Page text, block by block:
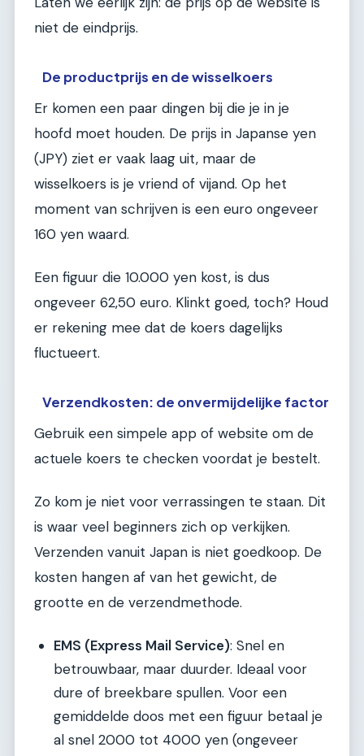
niet de eindprijs.
De productprijs en de wisselkoers
Er komen een paar dingen bij die je in je
hoofd moet houden. De prijs in Japanse yen
(JPY) ziet er vaak laag uit, maar de
wisselkoers is je vriend of vijand. Op het
moment van schrijven is een euro ongeveer
160 yen waard.
Een figuur die 10.000 yen kost, is dus
ongeveer 62,50 euro. Klinkt goed, toch? Houd
er rekening mee dat de koers dagelijks
fluctueert.
Verzendkosten: de onvermijdelijke factor
Gebruik een simpele app of website om de
actuele koers te checken voordat je bestelt.
Zo kom je niet voor verrassingen te staan. Dit
is waar veel beginners zich op verkijken.
Verzenden vanuit Japan is niet goedkoop. De
kosten hangen af van het gewicht, de
grootte en de verzendmethode.
EMS (Express Mail Service): Snel en
betrouwbaar, maar duurder. Ideaal voor
dure of breekbare spullen. Voor een
gemiddelde doos met een figuur betaal je
al snel 2000 tot 4000 yen (ongeveer